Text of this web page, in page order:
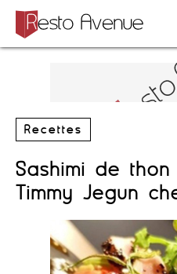
Recettes
Sashimi de
Timmy Jegun